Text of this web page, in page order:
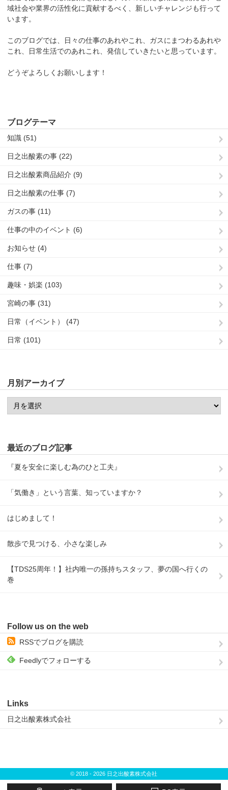
域社会や業界の活性化に貢献するべく、新しいチャレンジも行って
います。
このブログでは、日々の仕事のあれやこれ、ガスにまつわるあれや
これ、日常生活でのあれこれ、発信していきたいと思っています。
どうぞよろしくお願いします！
ブログテーマ
知識 (51)
日之出酸素の事 (22)
日之出酸素商品紹介 (9)
日之出酸素の仕事 (7)
ガスの事 (11)
仕事の中のイベント (6)
お知らせ (4)
仕事 (7)
趣味・娯楽 (103)
宮崎の事 (31)
日常（イベント） (47)
日常 (101)
月別アーカイブ
最近のブログ記事
『夏を安全に楽しむ為のひと工夫』
「気働き」という言葉、知っていますか？
はじめまして！
散歩で見つける、小さな楽しみ
【TDS25周年！】社内唯一の孫持ちスタッフ、夢の国へ行くの
巻
Follow us on the web
RSSでブログを購読
Feedlyでフォローする
Links
日之出酸素株式会社
© 2018 - 2026 日之出酸素株式会社